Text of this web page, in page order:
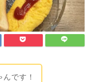
です！